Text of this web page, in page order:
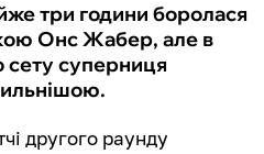
три години боролася
Онс Жабер, але в
сету суперниця
другого раунду